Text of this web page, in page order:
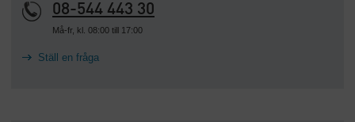
08-544 443 30
Må-fr, kl. 08:00 till 17:00
Ställ en fråga